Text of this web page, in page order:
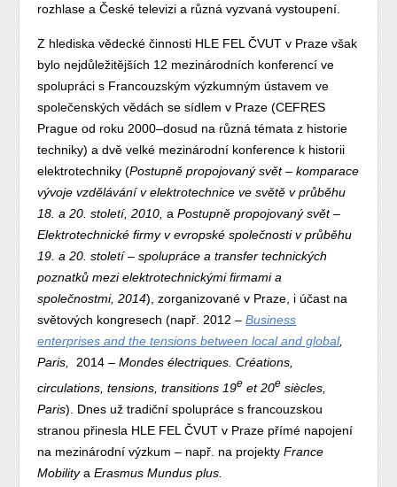
rozhlase a České televizi a různá vyzvaná vystoupení.
Z hlediska vědecké činnosti HLE FEL ČVUT v Praze však
bylo nejdůležitějších 12 mezinárodních konferencí ve
spolupráci s Francouzským výzkumným ústavem ve
společenských vědách se sídlem v Praze (CEFRES
Prague od roku 2000–dosud na různá témata z historie
techniky) a dvě velké mezinárodní konference k historii
elektrotechniky (Postupně propojovaný svět – komparace
vývoje vzdělávání v elektrotechnice ve světě v průběhu
18. a 20. století, 2010,a Postupně propojovaný svět –
Elektrotechnické firmy v evropské společnosti v průběhu
19. a 20. století – spolupráce a transfer technických
poznatků mezi elektrotechnickými firmami a
společnostmi, 2014), zorganizované v Praze, i účast na
světových kongresech (např. 2012– Business
enterprises and the tensions between local and global,
Paris,
2014– Mondes électriques. Créations,
circulations, tensions, transitions 19e et 20e siècles,
Paris). Dnes už tradiční spolupráce s francouzskou
stranou přinesla HLE FEL ČVUT v Praze přímé napojení
na mezinárodní výzkum – např. na projektyFrance
MobilityaErasmus Mundus plus.